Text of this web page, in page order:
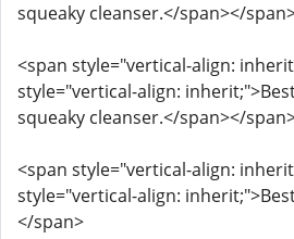
squeaky cleanser.</span></
<span style="vertical-align:
style="vertical-align:
squeaky cleanser.</span></
<span style="vertical-align:
style="vertical-align:
</span>